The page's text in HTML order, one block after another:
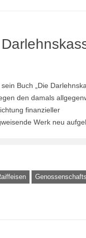
Buch „Die
den damals
finanzieller
Werk neu